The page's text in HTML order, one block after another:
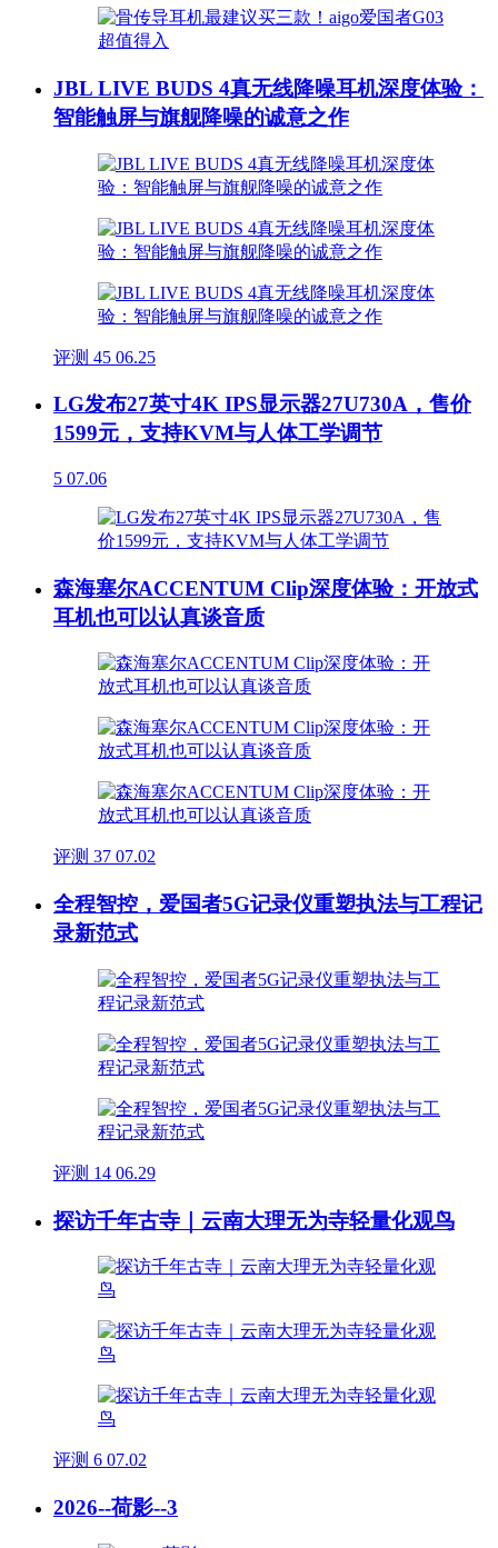
JBL LIVE BUDS 4真无线降噪耳机深度体验：
智能触屏与旗舰降噪的诚意之作
评测 45 06.25
LG发布27英寸4K IPS显示器27U730A，售价
1599元，支持KVM与人体工学调节
5 07.06
森海塞尔ACCENTUM Clip深度体验：开放式
耳机也可以认真谈音质
评测 37 07.02
全程智控，爱国者5G记录仪重塑执法与工程记
录新范式
评测 14 06.29
探访千年古寺｜云南大理无为寺轻量化观鸟
评测 6 07.02
2026--荷影--3